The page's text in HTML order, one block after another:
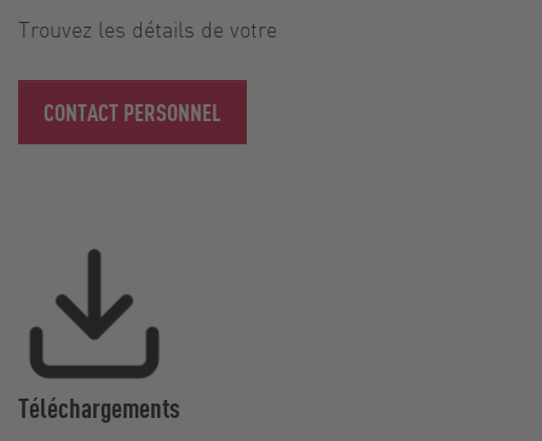
Trouvez les détails de votre
CONTACT PERSONNEL
Téléchargements